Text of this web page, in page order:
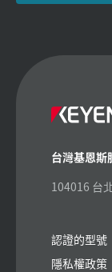
台灣基恩斯
104016 台
認證的型號
隱私權政策